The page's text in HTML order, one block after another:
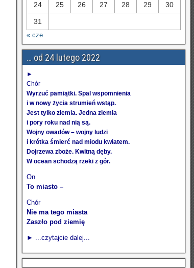
24 25 26 27 28 29 30
31
« cze
… od 24 lutego 2022
►
Chór
Wyrzuć pamiątki. Spal wspomnienia
i w nowy życia strumień wstąp.
Jest tylko ziemia. Jedna ziemia
i pory roku nad nią są.
Wojny owadów – wojny ludzi
i krótka śmierć nad miodu kwiatem.
Dojrzewa zboże. Kwitną dęby.
W ocean schodzą rzeki z gór.
On
To miasto –
Chór
Nie ma tego miasta
Zaszło pod ziemię
► ...czytajcie dalej...